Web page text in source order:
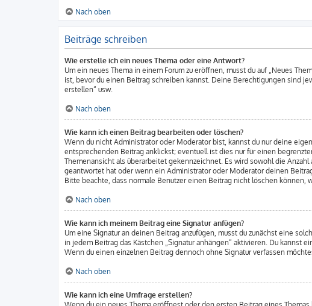
Nach oben
Beiträge schreiben
Wie erstelle ich ein neues Thema oder eine Antwort?
Um ein neues Thema in einem Forum zu eröffnen, musst du auf „Neues
ist, bevor du einen Beitrag schreiben kannst. Deine Berechtigungen sind
erstellen“ usw.
Nach oben
Wie kann ich einen Beitrag bearbeiten oder löschen?
Wenn du nicht Administrator oder Moderator bist, kannst du nur deine
entsprechenden Beitrag anklickst; eventuell ist dies nur für einen
Themenansicht als überarbeitet gekennzeichnet. Es wird sowohl die
geantwortet hat oder wenn ein Administrator oder Moderator deinen
Bitte beachte, dass normale Benutzer einen Beitrag nicht löschen können,
Nach oben
Wie kann ich meinem Beitrag eine Signatur anfügen?
Um eine Signatur an deinen Beitrag anzufügen, musst du zunächst eine
in jedem Beitrag das Kästchen „Signatur anhängen“ aktivieren. Du kannst
Wenn du einen einzelnen Beitrag dennoch ohne Signatur verfassen
Nach oben
Wie kann ich eine Umfrage erstellen?